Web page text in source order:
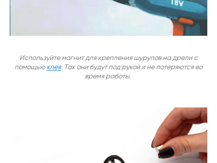
Используйте магнит для крепления шурупов на дрели с
помощьюклея. Так они будут под рукой и не потеряются во
время работы.